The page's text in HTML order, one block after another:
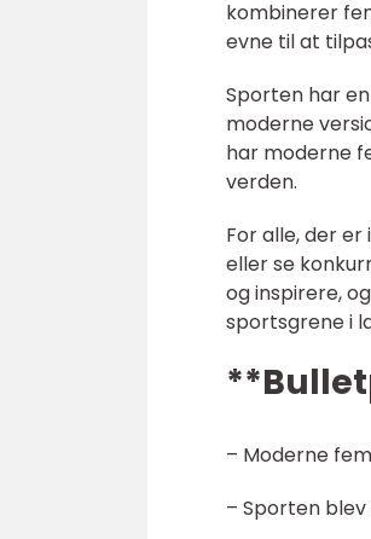
kombinerer
evne til at
Sporten har
moderne
har moderne
verden.
For alle, der
eller se
og inspirere,
sportsgrene i
– Moderne
– Sporten blev